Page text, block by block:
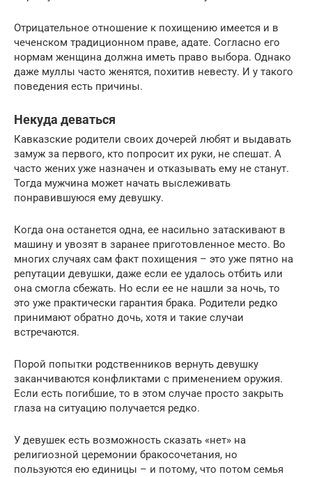
Отрицательное отношение к похищению имеется и в
чеченском традиционном праве, адате. Согласно его
нормам женщина должна иметь право выбора. Однако
даже муллы часто женятся, похитив невесту. И у такого
поведения есть причины.
Некуда деваться
Кавказские родители своих дочерей любят и выдавать
замуж за первого, кто попросит их руки, не спешат. А
часто жених уже назначен и отказывать ему не станут.
Тогда мужчина может начать выслеживать
понравившуюся ему девушку.
Когда она останется одна, ее насильно затаскивают в
машину и увозят в заранее приготовленное место. Во
многих случаях сам факт похищения – это уже пятно на
репутации девушки, даже если ее удалось отбить или
она смогла сбежать. Но если ее не нашли за ночь, то
это уже практически гарантия брака. Родители редко
принимают обратно дочь, хотя и такие случаи
встречаются.
Порой попытки родственников вернуть девушку
заканчиваются конфликтами с применением оружия.
Если есть погибшие, то в этом случае просто закрыть
глаза на ситуацию получается редко.
У девушек есть возможность сказать «нет» на
религиозной церемонии бракосочетания, но
пользуются ею единицы – и потому, что потом семья